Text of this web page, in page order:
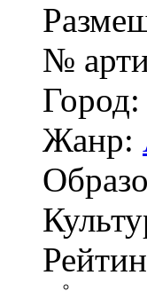
№
Город:
Жанр: